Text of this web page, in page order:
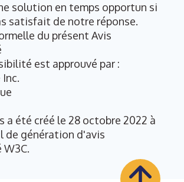
solution en temps opportun si
satisfait de notre réponse.
du présent Avis
est approuvé par :
a été créé le 28 octobre 2022 à
de génération d'avis